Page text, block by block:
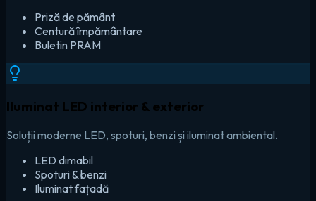
Priză de pământ
Centură împământare
Buletin PRAM
Iluminat LED interior & exterior
Soluții moderne LED, spoturi, benzi și iluminat ambiental.
LED dimabil
Spoturi & benzi
Iluminat fațadă